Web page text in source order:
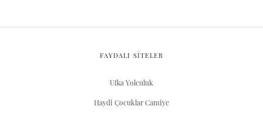
FAYDALI SİTELER
Ufka Yolculuk
Haydi Çocuklar Camiye